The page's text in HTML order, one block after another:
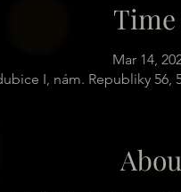
Mar 14,
I, nám. Republiky 56,